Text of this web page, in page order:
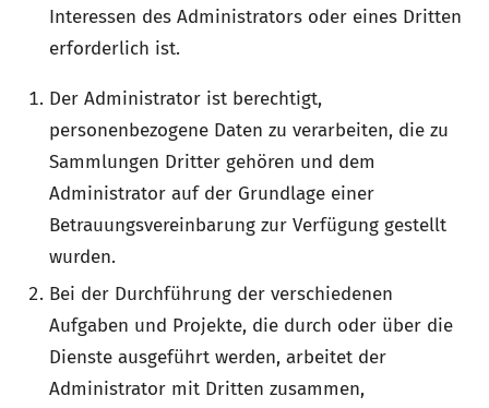
Interessen des Administrators oder eines Dritten
erforderlich ist.
Der Administrator ist berechtigt,
personenbezogene Daten zu verarbeiten, die zu
Sammlungen Dritter gehören und dem
Administrator auf der Grundlage einer
Betrauungsvereinbarung zur Verfügung gestellt
wurden.
Bei der Durchführung der verschiedenen
Aufgaben und Projekte, die durch oder über die
Dienste ausgeführt werden, arbeitet der
Administrator mit Dritten zusammen,